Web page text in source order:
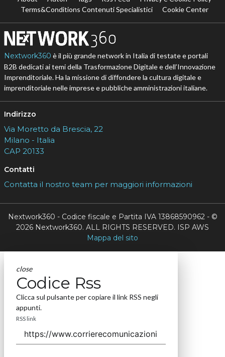
Terms&Conditions Contenuti Specialistici
Cookie Center
Nextwork360 è il più grande network in Italia di testate e portali
B2B dedicati ai temi della Trasformazione Digitale e dell’Innovazione
Imprenditoriale. Ha la missione di diffondere la cultura digitale e
imprenditoriale nelle imprese e pubbliche amministrazioni italiane.
Indirizzo
Via Moretto da Brescia, 22
Milano - Italia
CAP 20133
Contatti
Contatta il nostro team per maggiori informazioni
Nextwork360 - Codice fiscale e Partita IVA 13868590962 - ©
2026 Nextwork360. ALL RIGHTS RESERVED. ISP AWS
Mappa del sito
close
Codice Rss
Clicca sul pulsante per copiare il link RSS negli
appunti.
RSS link